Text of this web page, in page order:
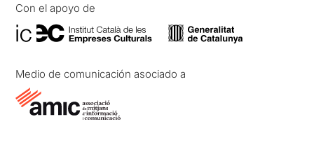
Con el apoyo de
Medio de comunicación asociado a